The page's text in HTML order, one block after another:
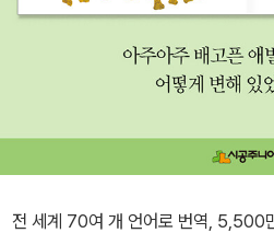
전 세계 70여 개 언어로 번역, 5,500